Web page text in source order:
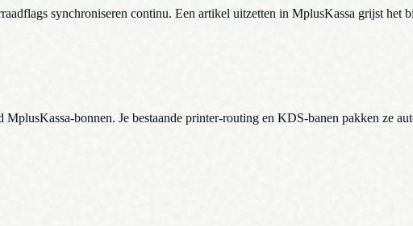
synchroniseren continu. Een artikel uitzetten in MplusKassa grijst het
MplusKassa-bonnen. Je bestaande printer-routing en KDS-banen pakken ze